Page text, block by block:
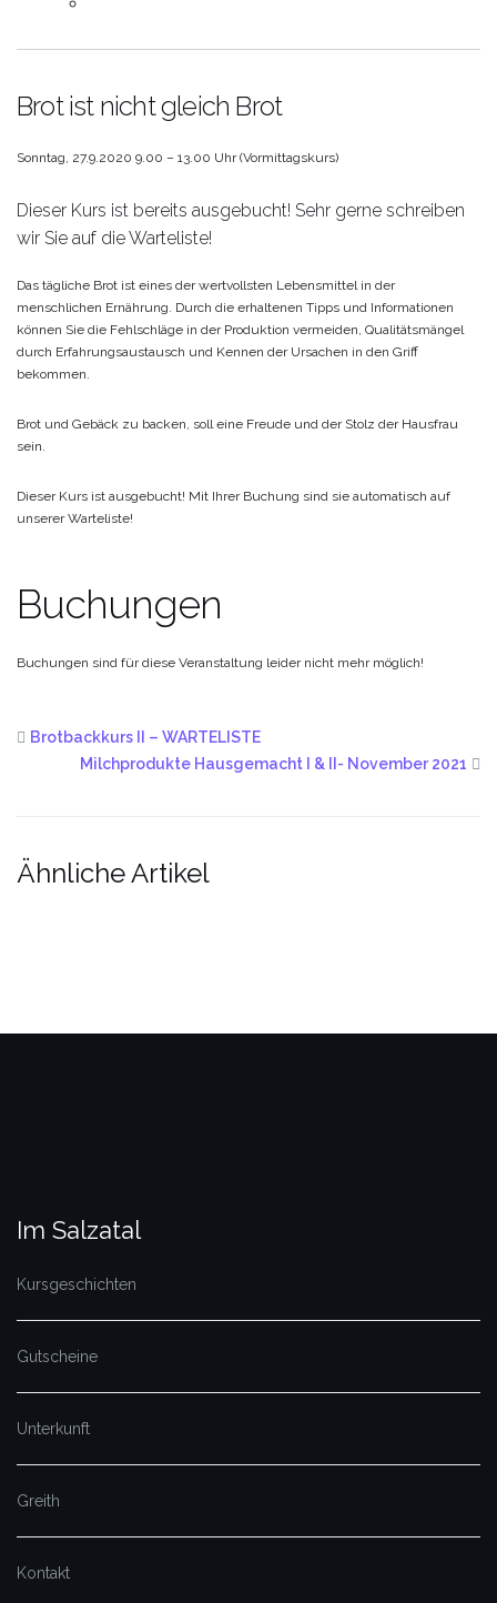
Brot ist nicht gleich Brot
Sonntag, 27.9.2020 9.00 – 13.00 Uhr (Vormittagskurs)
Dieser Kurs ist bereits ausgebucht! Sehr gerne schreiben
wir Sie auf die Warteliste!
Das tägliche Brot ist eines der wertvollsten Lebensmittel in der
menschlichen Ernährung. Durch die erhaltenen Tipps und Informationen
können Sie die Fehlschläge in der Produktion vermeiden, Qualitätsmängel
durch Erfahrungsaustausch und Kennen der Ursachen in den Griff
bekommen.
Brot und Gebäck zu backen, soll eine Freude und der Stolz der Hausfrau
sein.
Dieser Kurs ist ausgebucht! Mit Ihrer Buchung sind sie automatisch auf
unserer Warteliste!
Buchungen
Buchungen sind für diese Veranstaltung leider nicht mehr möglich!
Brotbackkurs II – WARTELISTE
Milchprodukte Hausgemacht I & II- November 2021
Ähnliche Artikel
Im Salzatal
Kursgeschichten
Gutscheine
Unterkunft
Greith
Kontakt